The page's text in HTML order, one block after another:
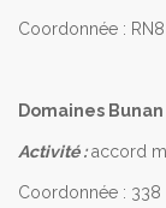
Coordonnée :
Domaines Bunan
Activité :accord
Coordonnée : 338